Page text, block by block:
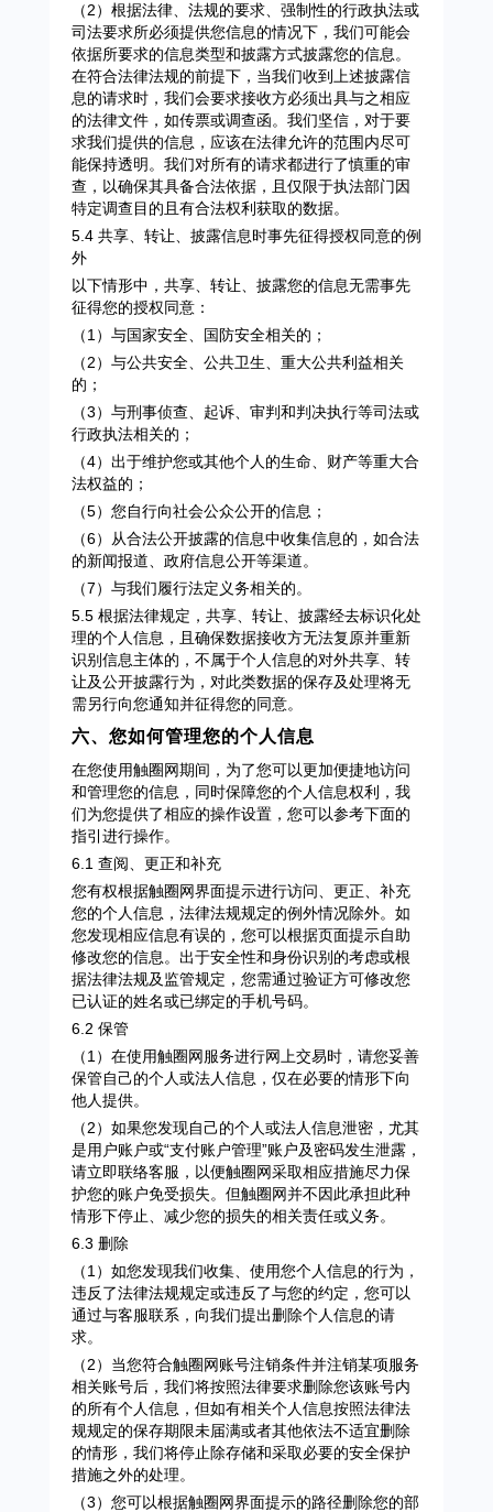
（2）根据法律、法规的要求、强制性的行政执法或
司法要求所必须提供您信息的情况下，我们可能会
依据所要求的信息类型和披露方式披露您的信息。
在符合法律法规的前提下，当我们收到上述披露信
息的请求时，我们会要求接收方必须出具与之相应
的法律文件，如传票或调查函。我们坚信，对于要
求我们提供的信息，应该在法律允许的范围内尽可
能保持透明。我们对所有的请求都进行了慎重的审
查，以确保其具备合法依据，且仅限于执法部门因
特定调查目的且有合法权利获取的数据。
5.4 共享、转让、披露信息时事先征得授权同意的例
外
以下情形中，共享、转让、披露您的信息无需事先
征得您的授权同意：
（1）与国家安全、国防安全相关的；
（2）与公共安全、公共卫生、重大公共利益相关
的；
（3）与刑事侦查、起诉、审判和判决执行等司法或
行政执法相关的；
（4）出于维护您或其他个人的生命、财产等重大合
法权益的；
（5）您自行向社会公众公开的信息；
（6）从合法公开披露的信息中收集信息的，如合法
的新闻报道、政府信息公开等渠道。
（7）与我们履行法定义务相关的。
5.5 根据法律规定，共享、转让、披露经去标识化处
理的个人信息，且确保数据接收方无法复原并重新
识别信息主体的，不属于个人信息的对外共享、转
让及公开披露行为，对此类数据的保存及处理将无
需另行向您通知并征得您的同意。
六、您如何管理您的个人信息
在您使用触圈网期间，为了您可以更加便捷地访问
和管理您的信息，同时保障您的个人信息权利，我
们为您提供了相应的操作设置，您可以参考下面的
指引进行操作。
6.1 查阅、更正和补充
您有权根据触圈网界面提示进行访问、更正、补充
您的个人信息，法律法规规定的例外情况除外。如
您发现相应信息有误的，您可以根据页面提示自助
修改您的信息。出于安全性和身份识别的考虑或根
据法律法规及监管规定，您需通过验证方可修改您
已认证的姓名或已绑定的手机号码。
6.2 保管
（1）在使用触圈网服务进行网上交易时，请您妥善
保管自己的个人或法人信息，仅在必要的情形下向
他人提供。
（2）如果您发现自己的个人或法人信息泄密，尤其
是用户账户或“支付账户管理”账户及密码发生泄露，
请立即联络客服，以便触圈网采取相应措施尽力保
护您的账户免受损失。但触圈网并不因此承担此种
情形下停止、减少您的损失的相关责任或义务。
6.3 删除
（1）如您发现我们收集、使用您个人信息的行为，
违反了法律法规规定或违反了与您的约定，您可以
通过与客服联系，向我们提出删除个人信息的请
求。
（2）当您符合触圈网账号注销条件并注销某项服务
相关账号后，我们将按照法律要求删除您该账号内
的所有个人信息，但如有相关个人信息按照法律法
规规定的保存期限未届满或者其他依法不适宜删除
的情形，我们将停止除存储和采取必要的安全保护
措施之外的处理。
（3）您可以根据触圈网界面提示的路径删除您的部